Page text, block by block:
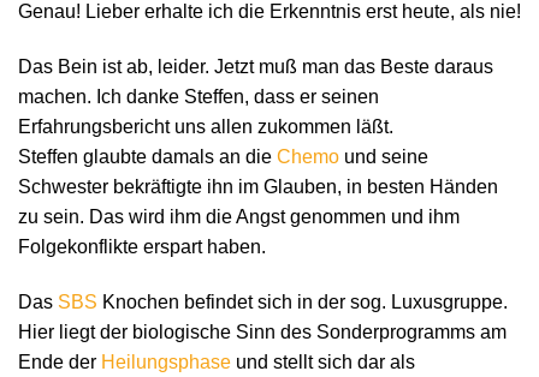
Genau! Lieber erhalte ich die Erkenntnis erst heute, als nie!
Das Bein ist ab, leider. Jetzt muß man das Beste daraus
machen. Ich danke Steffen, dass er seinen
Erfahrungsbericht uns allen zukommen läßt.
Steffen glaubte damals an die Chemo und seine
Schwester bekräftigte ihn im Glauben, in besten Händen
zu sein. Das wird ihm die Angst genommen und ihm
Folgekonflikte erspart haben.
Das SBS Knochen befindet sich in der sog. Luxusgruppe.
Hier liegt der biologische Sinn des Sonderprogramms am
Ende der Heilungsphase und stellt sich dar als